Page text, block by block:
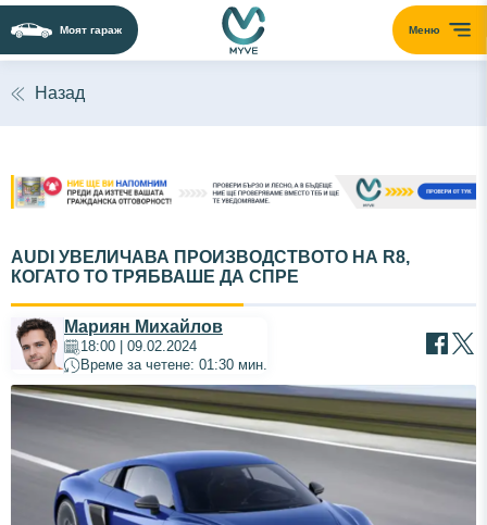
Меню
Моят гараж
Назад
AUDI УВЕЛИЧАВА ПРОИЗВОДСТВОТО НА R8,
КОГАТО ТО ТРЯБВАШЕ ДА СПРЕ
Мариян Михайлов
18:00 | 09.02.2024
Време за четене: 01:30 мин.